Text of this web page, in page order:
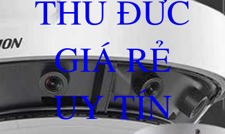
THỦ ĐỨC
GIÁ RẺ
UY TÍN